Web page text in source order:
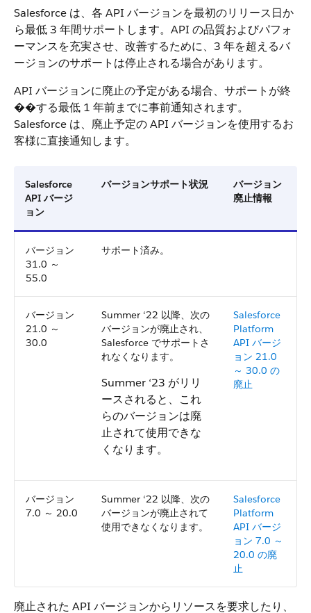
Salesforce は、各 API バージョンを最初のリリース日か
ら最低 3 年間サポートします。API の品質およびパフォ
ーマンスを充実させ、改善するために、3 年を超えるバ
ージョンのサポートは停止される場合があります。
API バージョンに廃止の予定がある場合、サポートが終
��する最低 1 年前までに事前通知されます。
Salesforce は、廃止予定の API バージョンを使用するお
客様に直接通知します。
Salesforce
API バージ
ョン
バージョンサポート状況
バージョン
廃止情報
バージョン
31.0 ～
55.0
サポート済み。
バージョン
21.0 ～
30.0
Summer ‘22 以降、次の
バージョンが廃止され、
Salesforce でサポートさ
れなくなります。
Summer ‘23 がリリ
ースされると、これ
らのバージョンは廃
止されて使用できな
くなります。
Salesforce
Platform
API バージ
ョン 21.0
～ 30.0 の
廃止
バージョン
7.0 ～ 20.0
Summer ‘22 以降、次の
バージョンが廃止されて
使用できなくなります。
Salesforce
Platform
API バージ
ョン 7.0 ～
20.0 の廃
止
廃止された API バージョンからリソースを要求したり、